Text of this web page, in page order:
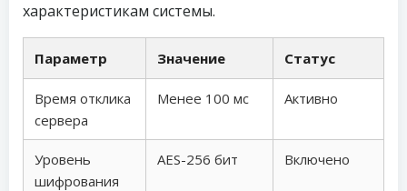
характеристикам системы.
Параметр Значение Статус
Время отклика
сервера
Менее 100 мс Активно
Уровень
шифрования
AES-256 бит Включено